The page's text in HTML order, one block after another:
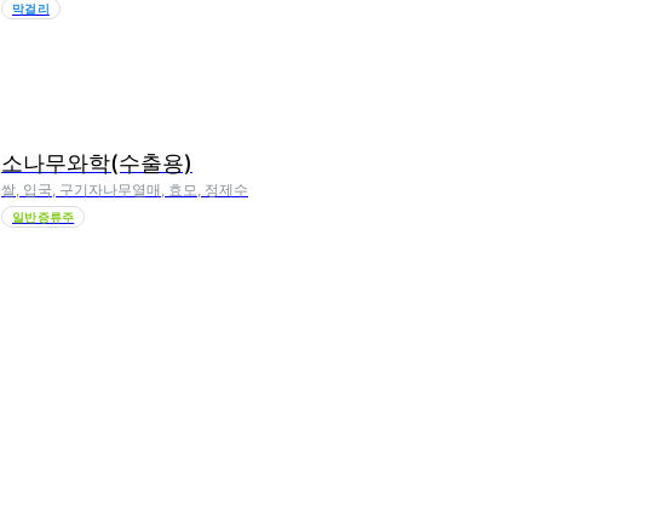
막걸리
소나무와학(수출용)
쌀, 입국, 구기자나무열매, 효모, 정제수
일반증류주